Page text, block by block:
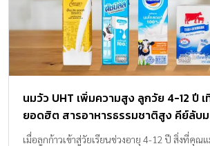
นมวัว UHT เพิ่มความสูง ลูกวัย 4-12 ปี
ยอดฮิต สารอาหารธรรมชาติสูง คีย์ลับ
แรง ที่แม่ต้องรู้!
เมื่อลูกก้าวเข้าสู่วัยเรียนช่วงอายุ 4-12 ปี สิ่งที่คุณ